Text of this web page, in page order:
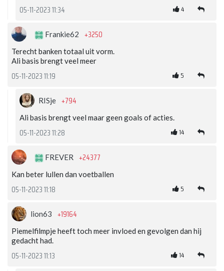
05-11-2023 11:34 4
Frankie62 +3250
Terecht banken totaal uit vorm.
Ali basis brengt veel meer
05-11-2023 11:19 5
RISje +794
Ali basis brengt veel maar geen goals of acties.
05-11-2023 11:28 14
FREVER +24377
Kan beter lullen dan voetballen
05-11-2023 11:18 5
lion63 +19164
Piemelfilmpje heeft toch meer invloed en gevolgen dan hij
gedacht had.
05-11-2023 11:13 14